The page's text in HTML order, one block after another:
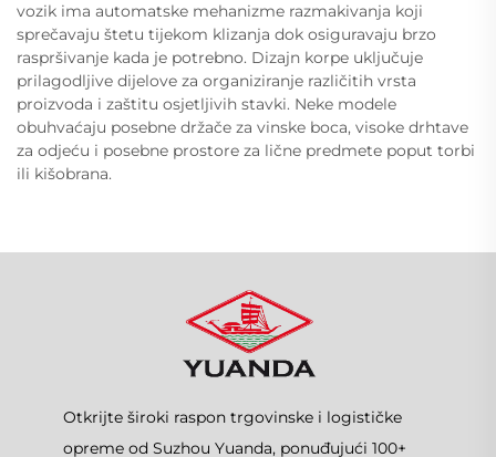
vozik ima automatske mehanizme razmakivanja koji
sprečavaju štetu tijekom klizanja dok osiguravaju brzo
raspršivanje kada je potrebno. Dizajn korpe uključuje
prilagodljive dijelove za organiziranje različitih vrsta
proizvoda i zaštitu osjetljivih stavki. Neke modele
obuhvaćaju posebne držače za vinske boca, visoke drhtave
za odjeću i posebne prostore za lične predmete poput torbi
ili kišobrana.
Otkrijte široki raspon trgovinske i logističke
opreme od Suzhou Yuanda, ponuđujući 100+